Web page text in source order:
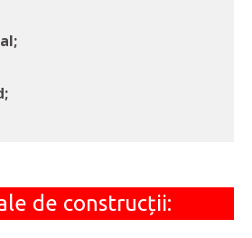
de construcții: